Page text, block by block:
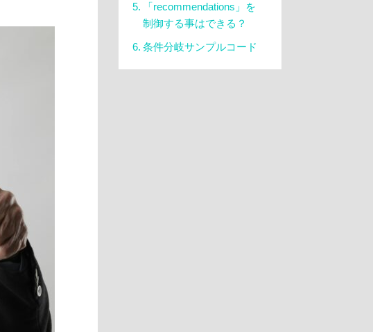
「recommendations」を
制御する事はできる？
条件分岐サンプルコード